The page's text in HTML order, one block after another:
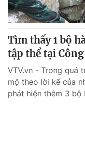
Tìm thấy 1 bộ
tập thể tại
VTV.vn - Trong quá
mộ theo lời kể của
phát hiện thêm 3 bộ